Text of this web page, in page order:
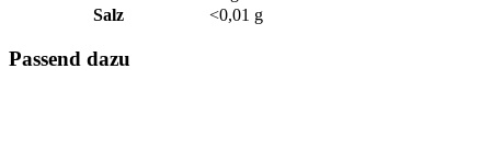
Salz
<0,01 g
Passend dazu